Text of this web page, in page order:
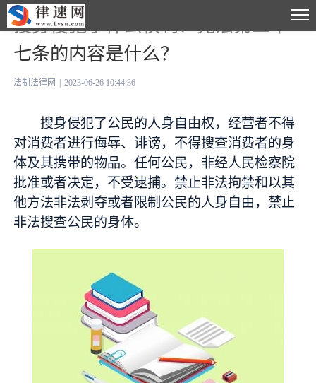
搜身侵犯了什么权利？宪法第三十
七条的内容是什么？
法制法律网 2023-06-26 10:44:36
搜身侵犯了公民的人身自由权，经营者不得
对消费者进行侮辱、诽谤，不得搜查消费者的身
体及其携带的物品。任何公民，非经人民检察院
批准或者决定，不受逮捕。禁止非法拘禁和以其
他方法非法剥夺或者限制公民的人身自由，禁止
非法搜查公民的身体。